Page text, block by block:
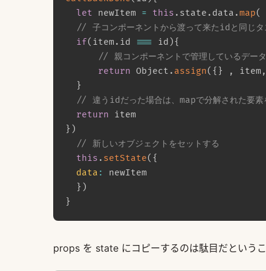
let newItem = this . state . data .map(
// 子コンポーネントから渡って来たidと同じタ
if( item . id === id ){
// 親コンポーネントで管理しているデー
return Object . assign( { } , item ,
}
// 違うidだった場合は、mapで分解された要素
return
} )
// 新しいオブジェクトをセットする
this . setState( {
data :
newItem
} )
}
props を state にコピーするのは駄目だという